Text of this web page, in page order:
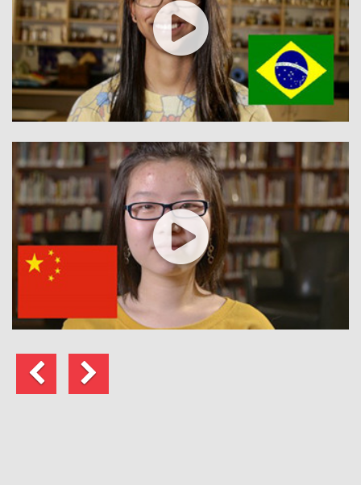
ПредыдущийСледующий